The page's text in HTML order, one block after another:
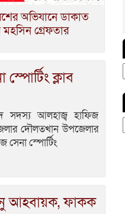
অভিযানে ডাকাত
মহসিন গ্রেফতার
ক্লাব
সদস্য আলহাজ্ব হাফিজ
দৌলতখান উপজেলার
স্পোর্টিং
আহবায়ক, ফাকক